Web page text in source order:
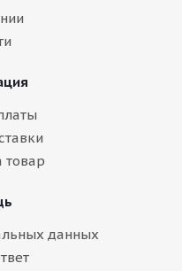
товар
данных